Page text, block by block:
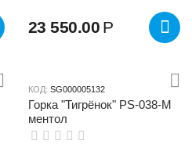
23 550.00 Р
КОД: SG000005132
Горка "Тигрёнок" PS-038-М
ментол